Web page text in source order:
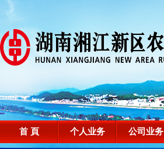
首 頁 个人业务 公司业务